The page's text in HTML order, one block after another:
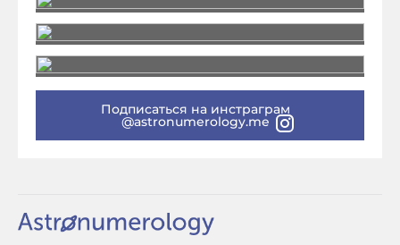
Подписаться на инстраграм
@astronumerology.me